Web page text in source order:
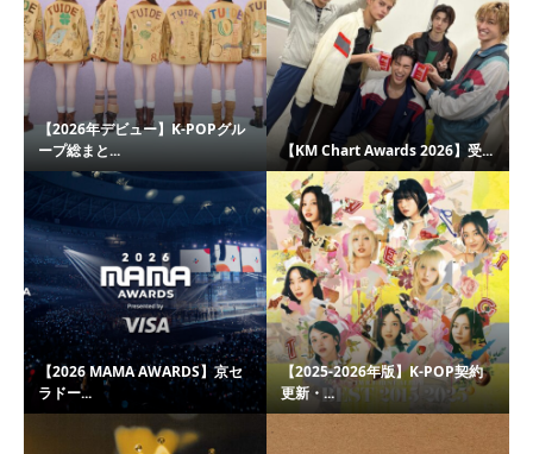
【2026年デビュー】K-POPグル
ープ総まと...
【KM Chart Awards 2026】受...
【2026 MAMA AWARDS】京セ
ラドー...
【2025-2026年版】K-POP契約
更新・...